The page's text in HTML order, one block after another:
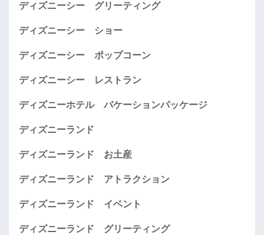
ディズニーシー グリーティング
ディズニーシー ショー
ディズニーシー ポップコーン
ディズニーシー レストラン
ディズニーホテル バケーションパッケージ
ディズニーランド
ディズニーランド お土産
ディズニーランド アトラクション
ディズニーランド イベント
ディズニーランド グリーティング